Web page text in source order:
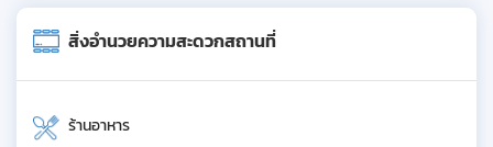
สิ่งอำนวยความสะดวกสถานที่
ร้านอาหาร